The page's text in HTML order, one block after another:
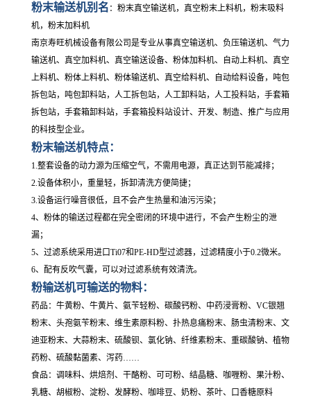
粉末输送机别名 ：粉末真空输送机，真空粉末上料机，粉末吸料
机，粉末加料机
南京寿旺机械设备有限公司是专业从事真空输送机、负压输送机、气力
输送机、真空加料机、真空输送设备、粉体加料机、自动上料机、真空
上料机、粉体上料机、粉体输送机、真空给料机、自动给料设备，吨包
拆包站，吨包卸料站，人工拆包站，人工卸料站，人工投料站，手套箱
拆包站，手套箱卸料站，手套箱投料站设计、开发、制造、推广与应用
的科技型企业。
粉末输送机特点：
1.整套设备的动力源为压缩空气，不需用电源，真正达到节能减排；
2.设备体积小，重量轻，拆卸清洗方便简捷；
3.设备运行噪音很低，且不会产生热量和油污污染；
4、粉体的输送过程都在完全密闭的环境中进行，不会产生粉尘的泄
漏；
5、过滤系统采用进口Ti07和PE-HD型过滤器，过滤精度小于0.2微米。
6、配有反吹气囊，可以对过滤系统有效清洗。
粉输送机可输送的物料：
药品：牛黄粉、牛黄片、氨苄轻粉、碳酸钙粉、中药浸膏粉、VC银翘
粉末、头孢氨苄粉末、维生素原料粉、扑热息痛粉末、肠虫清粉末、文
迪亚粉末、大蒜粉末、硫酸钡、氯化钠、纤维素粉末、重碳酸钠、植物
药粉、硫酸黏菌素、泻药……
食品：调味料、烘焙剂、干酪粉、可可粉、结晶糖、咖喱粉、果汁粉、
乳糖、胡椒粉、淀粉、发酵粉、咖啡豆、奶粉、茶叶、口香糖原料